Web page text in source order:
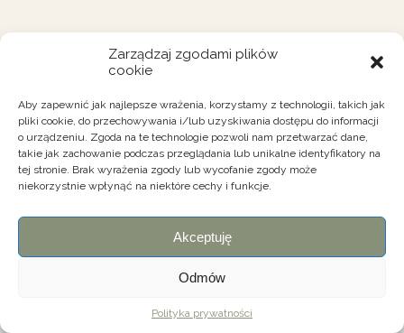
Zarządzaj zgodami plików
cookie
Aby zapewnić jak najlepsze wrażenia, korzystamy z technologii, takich jak
pliki cookie, do przechowywania i/lub uzyskiwania dostępu do informacji
o urządzeniu. Zgoda na te technologie pozwoli nam przetwarzać dane,
takie jak zachowanie podczas przeglądania lub unikalne identyfikatory na
tej stronie. Brak wyrażenia zgody lub wycofanie zgody może
niekorzystnie wpłynąć na niektóre cechy i funkcje.
Akceptuję
Odmów
Polityka prywatności